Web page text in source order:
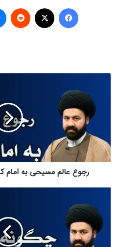
فیس بوک
رجوع
مسیحی
کافه
پرسش
رجوع عالم مسیحی به امام
فرزندانمان
تربیت
کنیم؟